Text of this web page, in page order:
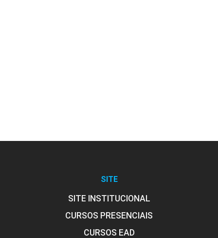
SITE
SITE INSTITUCIONAL
CURSOS PRESENCIAIS
CURSOS EAD